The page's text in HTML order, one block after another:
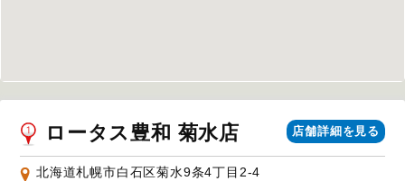
ロータス豊和 菊水店 店舗詳細を見る
北海道札幌市白石区菊水9条4丁目2-4